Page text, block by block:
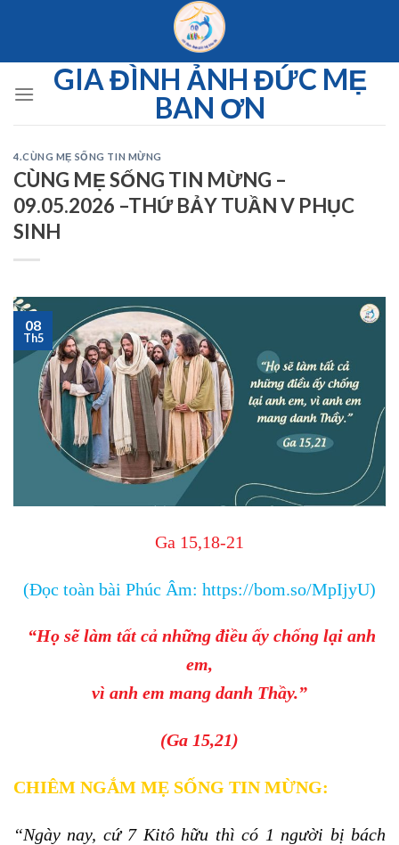
GIA ĐÌNH ẢNH ĐỨC MẸ
BAN ƠN
4.CÙNG MẸ SỐNG TIN MỪNG
CÙNG MẸ SỐNG TIN MỪNG –
09.05.2026 –THỨ BẢY TUẦN V PHỤC
SINH
08
Th5
Ga 15,18-21
(Đọc toàn bài Phúc Âm: https://bom.so/MpIjyU)
“Họ sẽ làm tất cả những điều ấy chống lại anh
em,
vì anh em mang danh Thầy.”
(Ga 15,21)
CHIÊM NGẮM MẸ SỐNG TIN MỪNG:
“Ngày nay, cứ 7 Kitô hữu thì có 1 người bị bách